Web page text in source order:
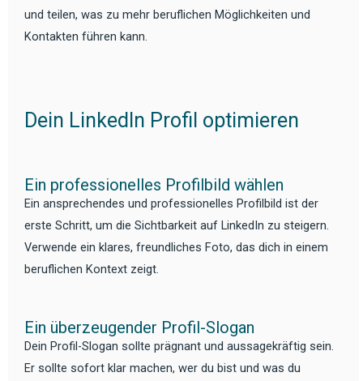
und teilen, was zu mehr beruflichen Möglichkeiten und
Kontakten führen kann.
Dein LinkedIn Profil optimieren
Ein professionelles Profilbild wählen
Ein ansprechendes und professionelles Profilbild ist der
erste Schritt, um die Sichtbarkeit auf LinkedIn zu steigern.
Verwende ein klares, freundliches Foto, das dich in einem
beruflichen Kontext zeigt.
Ein überzeugender Profil-Slogan
Dein Profil-Slogan sollte prägnant und aussagekräftig sein.
Er sollte sofort klar machen, wer du bist und was du